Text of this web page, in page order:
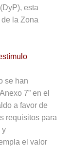
esta
la Zona
se han
7” en el
a favor de
requisitos para
y
el valor